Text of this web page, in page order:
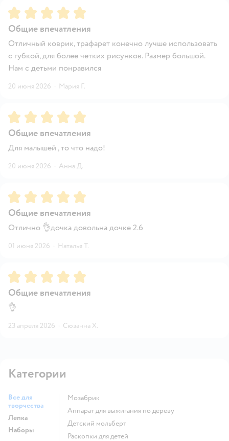
Рейтинг:5
Общие впечатления
Отличный коврик, трафарет конечно лучше использовать
с губкой, для более четких рисунков. Размер большой.
Нам с детьми понравился
20 июня 2026 · Мария Г.
Рейтинг:5
Общие впечатления
Для малышей , то что надо!
20 июня 2026 · Анна Д.
Рейтинг:5
Общие впечатления
Отлично 👌дочка довольна дочке 2.6
01 июня 2026 · Наталья Т.
Рейтинг:5
Общие впечатления
👌
23 апреля 2026 · Сюзанна Х.
Категории
Все для
творчества
Лепка
Наборы
Мозабрик
Аппарат для выжигания по дереву
Детский мольберт
Раскопки для детей